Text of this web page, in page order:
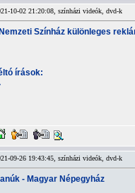
10-02 21:20:08, színházi videók, dvd-k
Színház különleges
írások:
09-26 19:43:45, színházi videók, dvd-k
- Magyar Népegyház